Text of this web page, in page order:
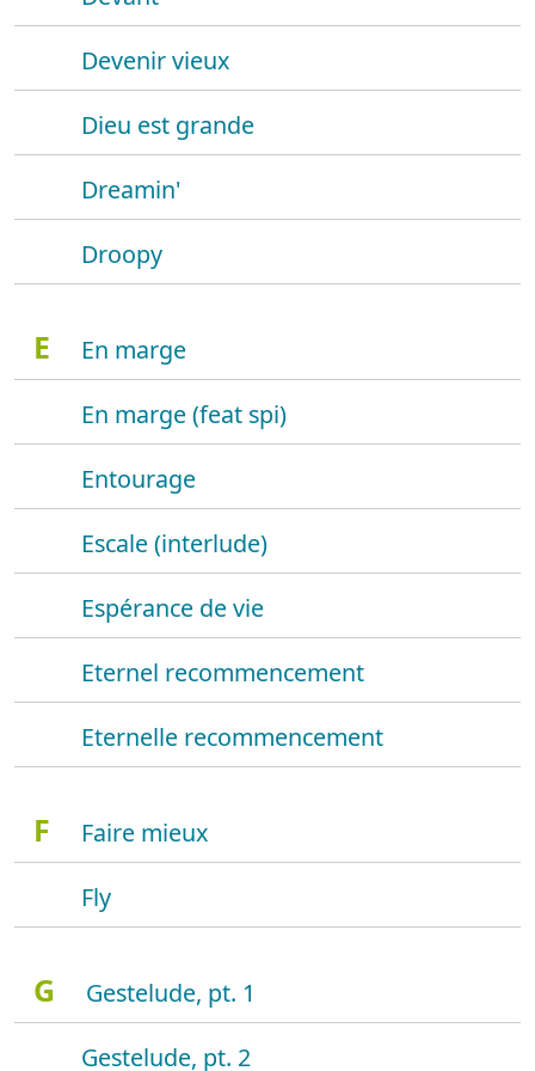
Devenir vieux
Dieu est grande
Dreamin'
Droopy
E
En marge
En marge (feat spi)
Entourage
Escale (interlude)
Espérance de vie
Eternel recommencement
Eternelle recommencement
F
Faire mieux
Fly
G
Gestelude, pt. 1
Gestelude, pt. 2